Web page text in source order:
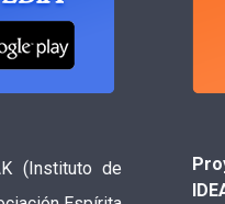
(Instituto de